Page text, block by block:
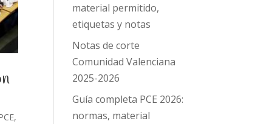
,
material permitido,
etiquetas y notas
Notas de corte
Comunidad Valenciana
2025-2026
Guía completa PCE 2026:
normas, material